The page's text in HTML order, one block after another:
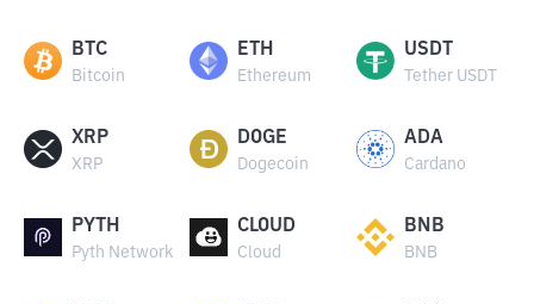
BTC
Bitcoin
ETH
Ethereum
USDT
Tether USDT
XRP
XRP
DOGE
Dogecoin
ADA
Cardano
PYTH
Pyth Network
CLOUD
Cloud
BNB
BNB